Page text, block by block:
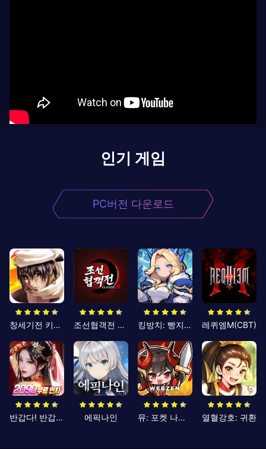
인기 게임
PC버전 다운로드
창세기전 키우기 조선협객전 클래식 킹방치: 빵지의 제왕 레퀴엠M(CBT)
반갑다! 반갑삼국지 에픽나인 뮤: 포켓 나이츠 열혈강호: 귀환